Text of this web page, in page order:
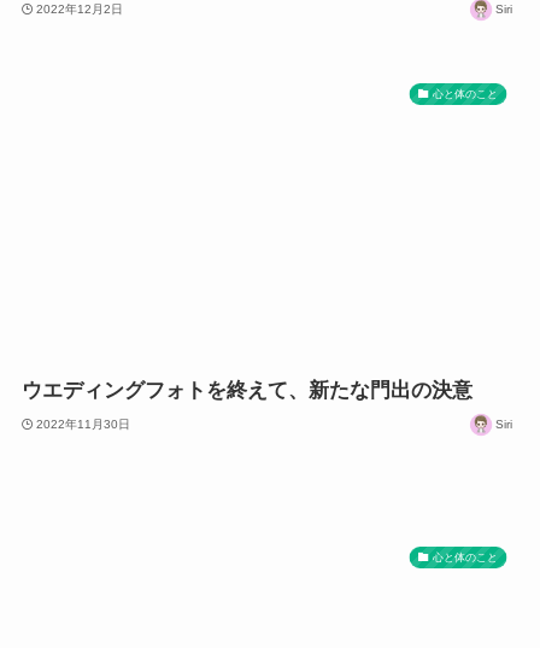
2022年12月2日 Siri
心と体のこと
ウエディングフォトを終えて、新たな門出の決意
2022年11月30日 Siri
心と体のこと